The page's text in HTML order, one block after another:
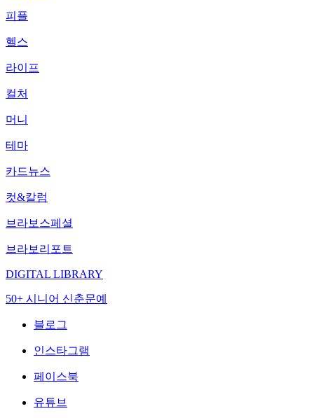
피플
헬스
라이프
컬처
머니
테마
카드뉴스
컷&칼럼
브라보스페셜
브라보리포트
DIGITAL LIBRARY
50+ 시니어 신춘문예
블로그
인스타그램
페이스북
유튜브